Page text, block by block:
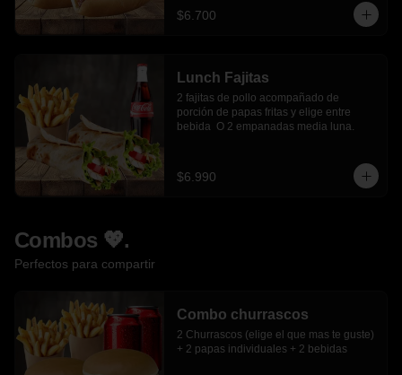
$6.700
Lunch Fajitas
2 fajitas de pollo acompañado de
porción de papas fritas y elige entre
bebida  O 2 empanadas media luna.
$6.990
Combos 💖.
Perfectos para compartir
Combo churrascos
2 Churrascos (elige el que mas te guste)
+ 2 papas individuales + 2 bebidas